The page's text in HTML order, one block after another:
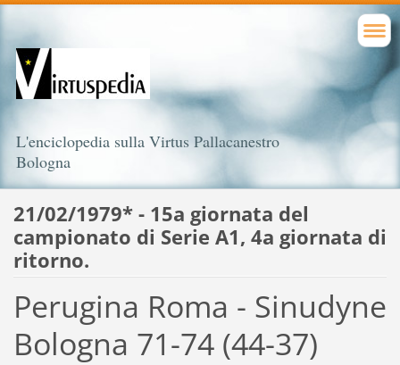
L'enciclopedia sulla Virtus Pallacanestro
Bologna
21/02/1979* - 15a giornata del
campionato di Serie A1, 4a giornata di
ritorno.
Perugina Roma - Sinudyne
Bologna 71-74 (44-37)